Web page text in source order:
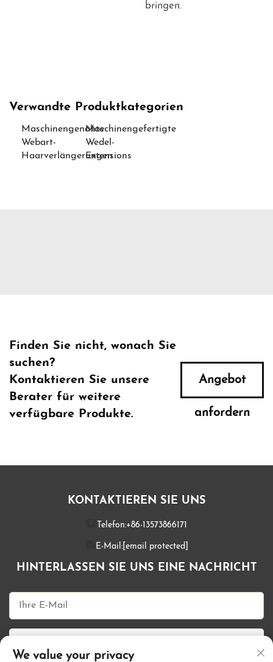
bringen.
Verwandte Produktkategorien
Maschinengenähte
Webart-
Haarverlängerungen
Maschinengefertigte
Wedel-
Extensions
Finden Sie nicht, wonach Sie
suchen?
Kontaktieren Sie unsere
Berater für weitere
verfügbare Produkte.
Angebot
anfordern
KONTAKTIEREN SIE UNS
Telefon:+86-13573866171
E-Mail: [email protected]
HINTERLASSEN SIE UNS EINE NACHRICHT
We value your privacy